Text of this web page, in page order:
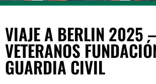
VIAJE A BERLIN 2025 –
VETERANOS
GUARDIA CIVIL